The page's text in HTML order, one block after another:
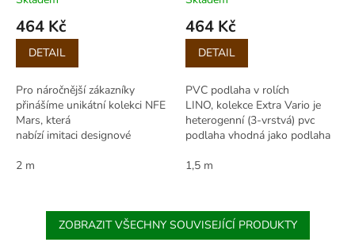
464 Kč
Měrná
cena:
DETAIL
Pro náročnější zákazníky
přinášíme unikátní kolekci NFE
Mars, která
nabízí imitaci designové
heterogenní podlahovina
2 m
464 Kč
Měrná
cena:
DETAIL
PVC podlaha v rolích
LINO, kolekce Extra Vario je
heterogenní (3-vrstvá) pvc
podlaha vhodná jako podlaha
restaurace, kanceláře a
1,5 m
ZOBRAZIT VŠECHNY SOUVISEJÍCÍ PRODUKTY